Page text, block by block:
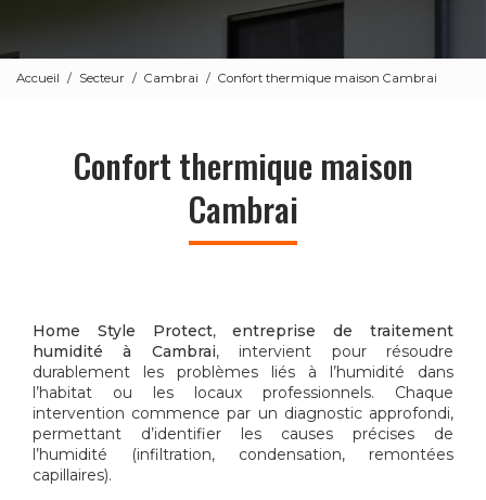
Accueil Secteur Cambrai Confort thermique maison Cambrai
Confort thermique maison
Cambrai
Home Style Protect,entreprise de traitement
humidité à Cambrai, intervient pour résoudre
durablement les problèmes liés à l’humidité dans
l’habitat ou les locaux professionnels. Chaque
intervention commence par un diagnostic approfondi,
permettant d’identifier les causes précises de
l’humidité (infiltration, condensation, remontées
capillaires).